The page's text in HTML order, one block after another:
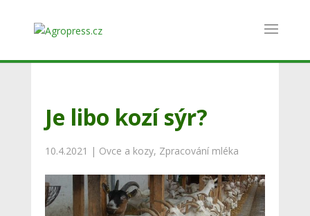
Je libo kozí sýr?
10.4.2021 | Ovce a kozy, Zpracování mléka